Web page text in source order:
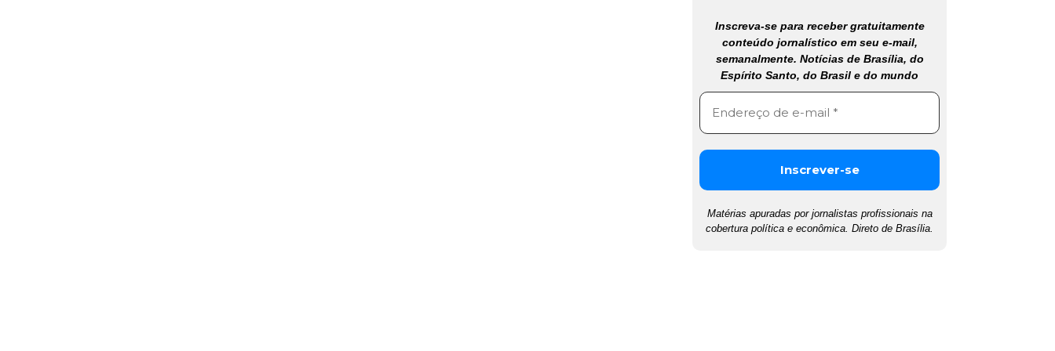
Inscreva-se para receber gratuitamente
conteúdo jornalístico em seu e-mail,
semanalmente. Notícias de Brasília, do
Espírito Santo, do Brasil e do mundo
Matérias apuradas por jornalistas profissionais na
cobertura política e econômica. Direto de Brasília.